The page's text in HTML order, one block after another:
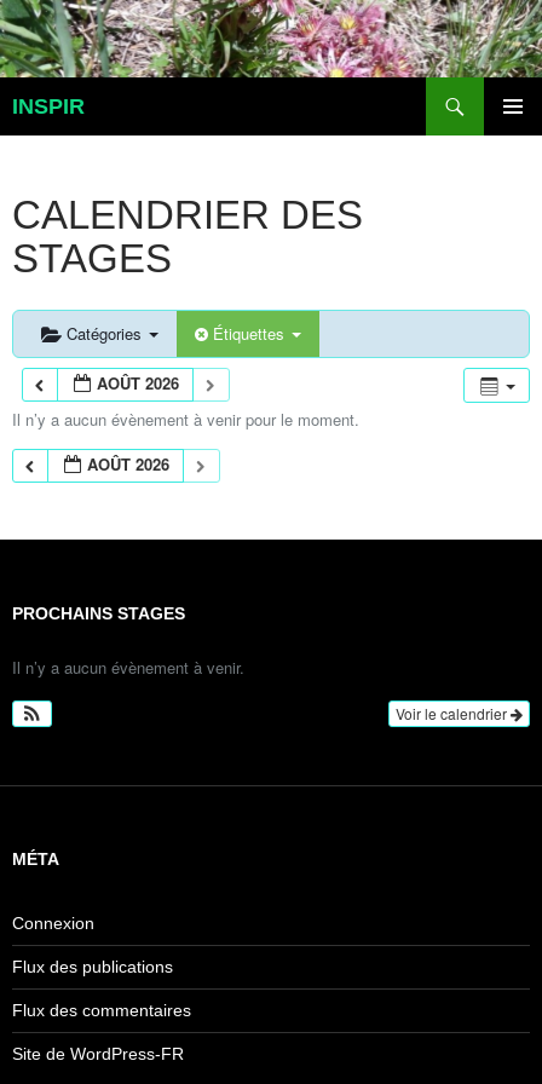
Aller
au
contenu
INSPIR
CALENDRIER DES
STAGES
Catégories Étiquettes
AOÛT 2026
Il n’y a aucun évènement à venir pour le moment.
AOÛT 2026
PROCHAINS STAGES
Il n’y a aucun évènement à venir.
Voir le calendrier
MÉTA
Connexion
Flux des publications
Flux des commentaires
Site de WordPress-FR